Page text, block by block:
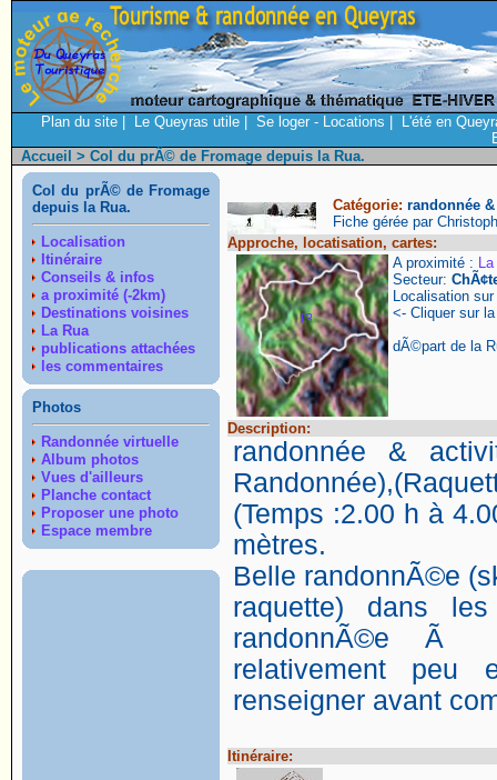
Plan du site Le Queyras utile Se loger - Locations
L'été en
Accueil > Col du prÃ© de Fromage depuis la Rua.
Col du prÃ© de Fromage
depuis la Rua.
Localisation
Itinéraire
Conseils & infos
a proximité (-2km)
Destinations voisines
La Rua
publications attachées
les commentaires
Photos
Randonnée virtuelle
Album photos
Vues d'ailleurs
Planche contact
Proposer une photo
Espace membre
Catégorie: randonnée
Fiche gérée par
Approche, locatisation, cartes:
A proximité :
Secteur:
Localisation sur
<- Cliquer sur
dÃ©part de la
Description:
randonnée &
(Temps :2.00 h à
mètres.
Belle randonnÃ©e
raquette) dans
randonnÃ©e
relativement peu
renseigner avant
Itinéraire: